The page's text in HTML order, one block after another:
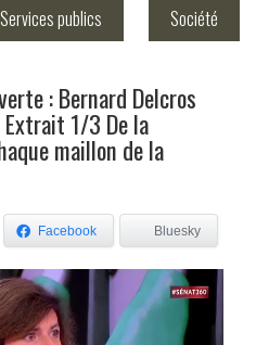
Services publics Société
: Bernard Delcros
1/3 De la
maillon de la
Facebook Bluesky